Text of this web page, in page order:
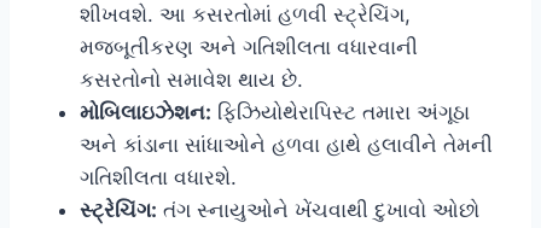
શીખવશે. આ કસરતોમાં હળવી સ્ટ્રેચિંગ,
મજબૂતીકરણ અને ગતિશીલતા વધારવાની
કસરતોનો સમાવેશ થાય છે.
મોબિલાઇઝેશન: ફિઝિયોથેરાપિસ્ટ તમારા અંગૂઠા
અને કાંડાના સાંધાઓને હળવા હાથે હલાવીને તેમની
ગતિશીલતા વધારશે.
સ્ટ્રેચિંગ: તંગ સ્નાયુઓને ખેંચવાથી દુખાવો ઓછો